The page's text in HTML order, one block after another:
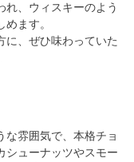
れ、ウィスキーのよう
ます。
に、ぜひ味わっていた
な雰囲気で、本格チョ
シューナッツやスモー